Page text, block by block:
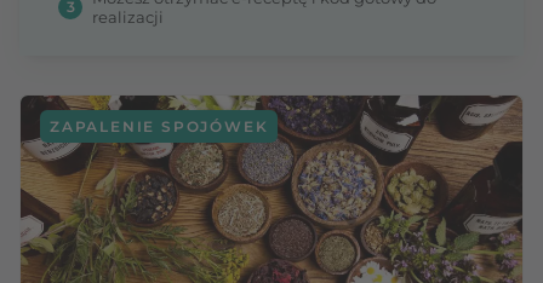
3
realizacji
ZAPALENIE SPOJÓWEK